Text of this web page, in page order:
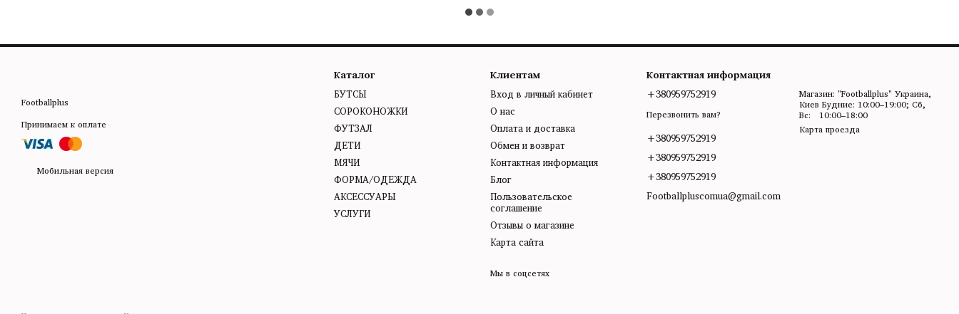
Footballplus
Принимаем к оплате
Мобильная версия
Каталог
БУТСЫ
СОРОКОНОЖКИ
ФУТЗАЛ
ДЕТИ
МЯЧИ
ФОРМА/ОДЕЖДА
АКСЕССУАРЫ
УСЛУГИ
Клиентам
Вход в личный кабинет
О нас
Оплата и доставка
Обмен и возврат
Контактная информация
Блог
Пользовательское
соглашение
Отзывы о магазине
Карта сайта
Мы в соцсетях
Контактная информация
+380959752919
Перезвонить вам?
+380959752919
+380959752919
+380959752919
Footballpluscomua@gmail.com
Магазин: "Footballplus" Украина,
Киев Будние: 10:00–19:00; Сб,
Вс: 10:00–18:00
Карта проезда